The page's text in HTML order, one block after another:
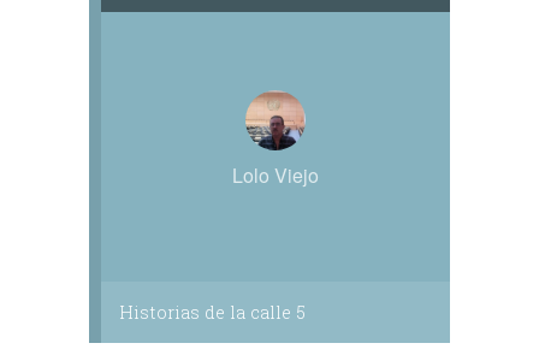
Lolo Viejo
Historias de la calle 5